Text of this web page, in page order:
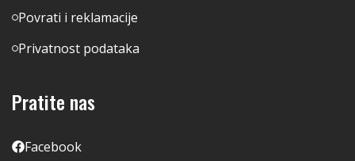
Povrati i reklamacije
Privatnost podataka
Pratite nas
Facebook